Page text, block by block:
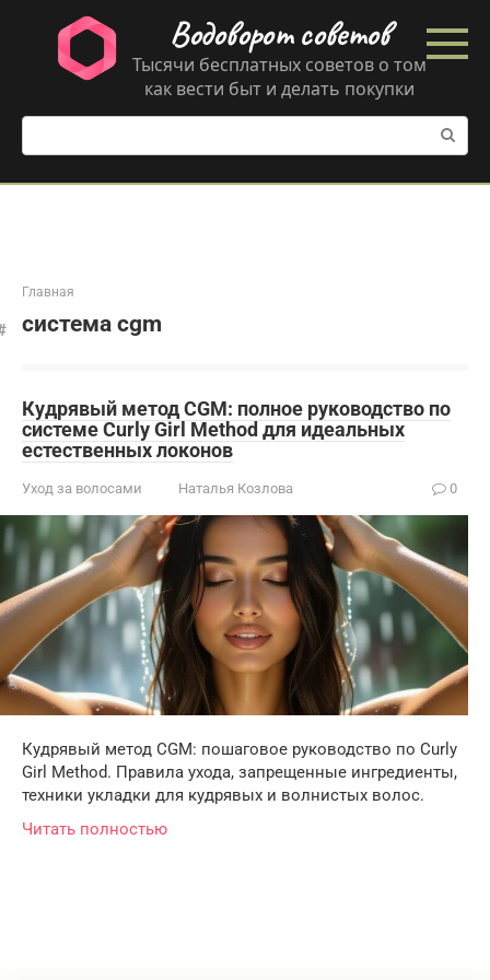
контенту
Водоворот советов
Тысячи бесплатных советов о том
как вести быт и делать покупки
Поиск:
Главная
система cgm
Кудрявый метод CGM: полное руководство по
системе Curly Girl Method для идеальных
естественных локонов
Уход за волосами Наталья Козлова 0
Кудрявый метод CGM: пошаговое руководство по Curly
Girl Method. Правила ухода, запрещенные ингредиенты,
техники укладки для кудрявых и волнистых волос.
Читать полностью